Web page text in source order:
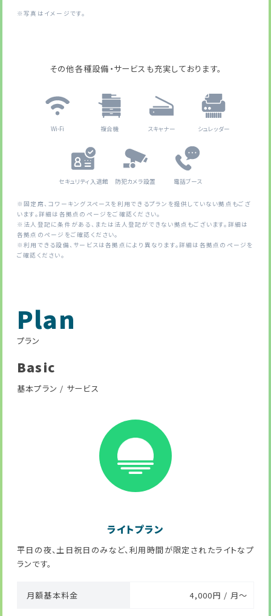
※写真はイメージです。
その他各種設備・サービスも充実しております。
Wi-Fi 複合機 スキャナー シュレッダー
セキュリティ入退館 防犯カメラ設置 電話ブース
※固定席、コワーキングスペースを利用できるプランを提供していない拠点もござ
います。詳細は各拠点のページをご確認ください。
※法人登記に条件がある、または法人登記ができない拠点もございます。詳細は
各拠点のページをご確認ください。
※利用できる設備、サービスは各拠点により異なります。詳細は各拠点のページを
ご確認ください。
Plan
プラン
Basic
基本プラン / サービス
ライトプラン
平日の夜、土日祝日のみなど、利用時間が限定されたライトなプ
ランです。
月額基本料金 4,000円 / 月～